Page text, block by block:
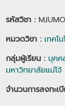
รหัสวิชา :
หมวดวิชา : เทคโ
กลุ่มผู้เรียน : บุคค
มหาวิทยาลัยแม่โจ้
จำนวนการลงทะเ